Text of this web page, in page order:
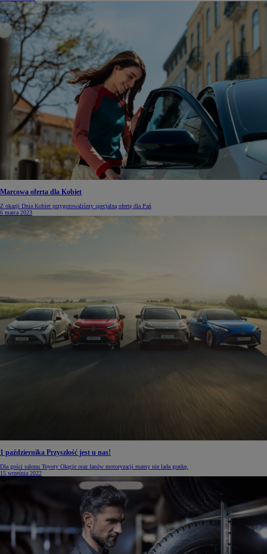
Marcowa oferta dla Kobiet
Z okazji Dnia Kobiet przygotowaliśmy specjalną ofertę dla Pań
6 marca 2023
1 października Przyszłość jest u nas!
Dla gości salonu Toyoty Okęcie oraz fanów motoryzacji mamy nie lada gratkę.
15 września 2022